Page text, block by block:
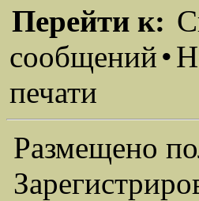
Перейти к:
сообщений•
печати
Размещено